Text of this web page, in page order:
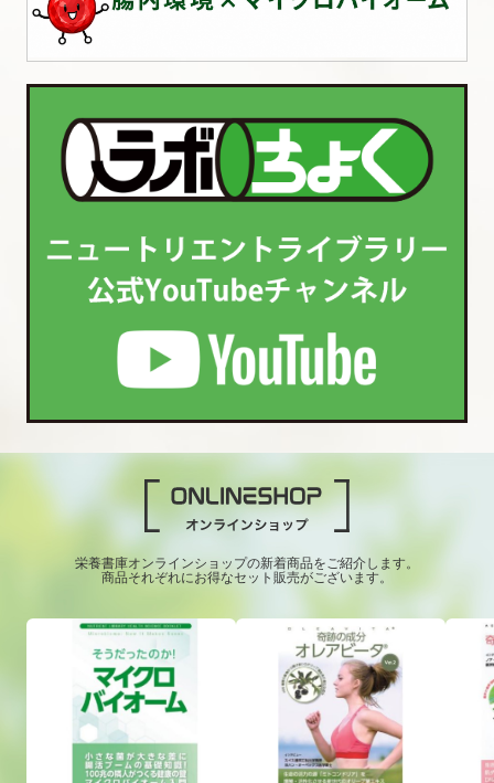
栄養書庫オンラインショップの新着商品をご紹介します。
商品それぞれにお得なセット販売がございます。